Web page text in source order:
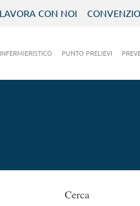
LAVORA CON NOI
PUNTO PRELIEVI
Cerca